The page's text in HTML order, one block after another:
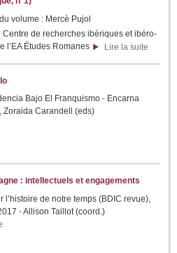
volume : Mercè Pujol
Centre de recherches ibériques et ibéro-
l’EA Études Romanes
Lire la suite
Bajo El Franquismo - Encarna
Zoraida Carandell (eds)
: intellectuels et engagements
l’histoire de notre temps (BDIC revue),
- Allison Taillot (coord.)